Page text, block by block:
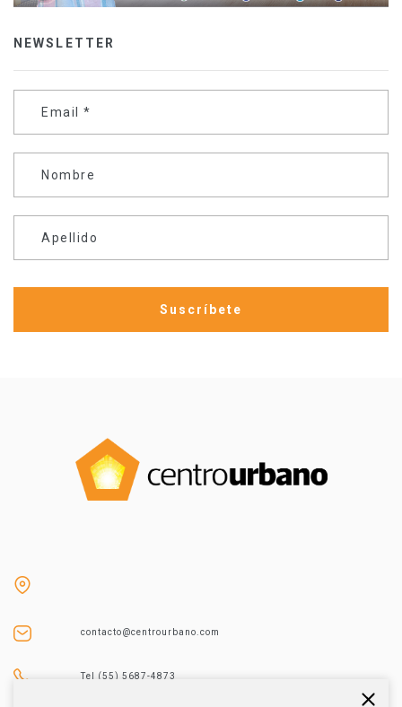
NEWSLETTER
Email *
Nombre
Apellido
contacto@centrourbano.com
Tel (55) 5687-4873